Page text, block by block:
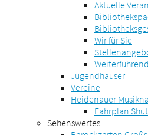
Aktuelle
Wir für Sie
Jugendhäuser
Vereine
Heidenauer
Fahrplan
Sehenswertes